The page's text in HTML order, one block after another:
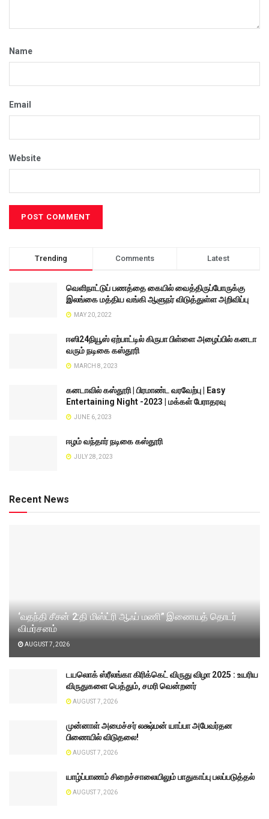
Name
Email
Website
Trending Comments Latest
வெளிநாட்டுப் பணத்தை கையில் வைத்திருப்போருக்கு
இலங்கை மத்திய வங்கி ஆளுநர் விடுத்துள்ள அறிவிப்பு
MAY 20, 2022
ஈஸி24நியூஸ் ஏற்பாட்டில் கிருபா பிள்ளை அழைப்பில் கனடா
வரும் நடிகை கஸ்தூரி
MARCH 8, 2023
கனடாவில் கஸ்தூரி | பிரமாண்ட வரவேற்பு | Easy
Entertaining Night -2023 | மக்கள் பேராதரவு
JUNE 6, 2023
ஈழம் வந்தார் நடிகை கஸ்தூரி
JULY 28, 2023
Recent News
‘வதந்தி சீசன் 2:தி மிஸ்ட்ரி ஆஃப் மணி” இணையத் தொடர்
விமர்சனம்
AUGUST 7, 2026
டயலொக் ஸ்ரீலங்கா கிரிக்கெட் விருது விழா 2025 : உயரிய
விருதுகளை பெத்தும், சமரி வென்றனர்
AUGUST 7, 2026
முன்னாள் அமைச்சர் லக்ஷ்மன் யாப்பா அபேவர்தன
பிணையில் விடுதலை!
AUGUST 7, 2026
யாழ்ப்பாணம் சிறைச்சாலையிலும் பாதுகாப்பு பலப்படுத்தல்
AUGUST 7, 2026